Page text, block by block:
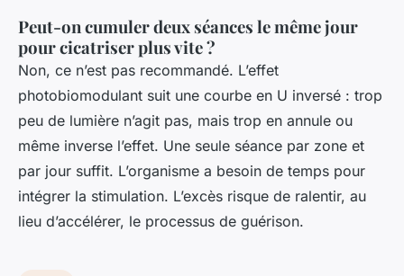
Peut-on cumuler deux séances le même jour
pour cicatriser plus vite ?
Non, ce n’est pas recommandé. L’effet
photobiomodulant suit une courbe en U inversé : trop
peu de lumière n’agit pas, mais trop en annule ou
même inverse l’effet. Une seule séance par zone et
par jour suffit. L’organisme a besoin de temps pour
intégrer la stimulation. L’excès risque de ralentir, au
lieu d’accélérer, le processus de guérison.